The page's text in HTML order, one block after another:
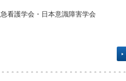
看護学会・日本意識障害学会